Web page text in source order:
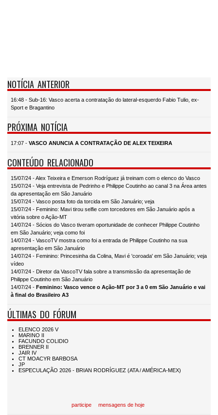
NOTÍCIA ANTERIOR
16:48 - Sub-16: Vasco acerta a contratação do lateral-esquerdo Fabio Tulio, ex-
Sport e Bragantino
PRÓXIMA NOTÍCIA
17:07 - VASCO ANUNCIA A CONTRATAÇÃO DE ALEX TEIXEIRA
CONTEÚDO RELACIONADO
15/07/24 - Alex Teixeira e Emerson Rodríguez já treinam com o elenco do Vasco
15/07/24 - Veja entrevista de Pedrinho e Philippe Coutinho ao canal 3 na Área antes
da apresentação em São Januário
15/07/24 - Vasco posta foto da torcida em São Januário; veja
15/07/24 - Feminino: Mavi tirou selfie com torcedores em São Januário após a
vitória sobre o Ação-MT
14/07/24 - Sócios do Vasco tiveram oportunidade de conhecer Philippe Coutinho
em São Januário; veja como foi
14/07/24 - VascoTV mostra como foi a entrada de Philippe Coutinho na sua
apresentação em São Januário
14/07/24 - Feminino: Princesinha da Colina, Mavi é 'coroada' em São Januário; veja
vídeo
14/07/24 - Diretor da VascoTV fala sobre a transmissão da apresentação de
Philippe Coutinho em São Januário
14/07/24 - Feminino: Vasco vence o Ação-MT por 3 a 0 em São Januário e vai
à final do Brasileiro A3
ÚLTIMAS DO FÓRUM
participe mensagens de hoje